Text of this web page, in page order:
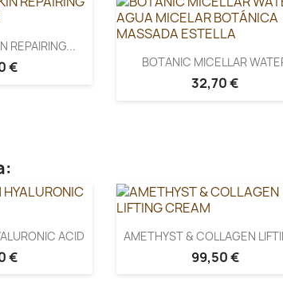
REPAIRING...
€ BOTANIC MICELLAR
32,70 €
ACID
€
AMETHYST & COLLAGEN
99,50 €